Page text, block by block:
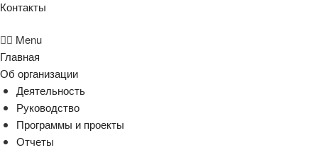
Контакты
Menu
Главная
Об организации
Деятельность
Руководство
Программы и проекты
Отчеты